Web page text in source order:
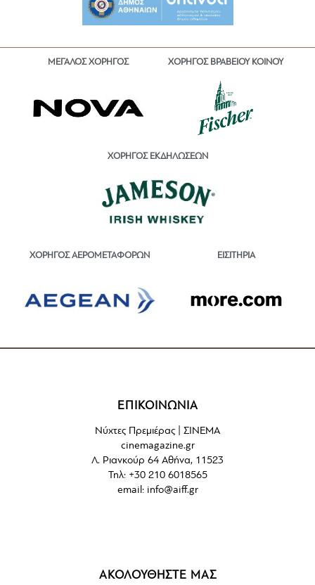
ΜΕΓΑΛΟΣ ΧΟΡΗΓΟΣ ΧΟΡΗΓΟΣ ΒΡΑΒΕΙΟΥ ΚΟΙΝΟΥ
ΧΟΡΗΓΟΣ ΕΚΔΗΛΩΣΕΩΝ
ΧΟΡΗΓΟΣ ΑΕΡΟΜΕΤΑΦΟΡΩΝ ΕΙΣΙΤΗΡΙΑ
ΕΠΙΚΟΙΝΩΝΙΑ
Νύχτες Πρεμιέρας | ΣΙΝΕΜΑ
cinemagazine.gr
Λ. Ριανκούρ 64 Αθήνα, 11523
Τηλ: +30 210 6018565
email: info@aiff.gr
ΑΚΟΛΟΥΘΗΣΤΕ ΜΑΣ